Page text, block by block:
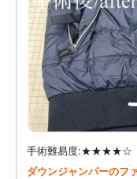
手術難易度:★★★★☆
ダウンジャンパーのフ